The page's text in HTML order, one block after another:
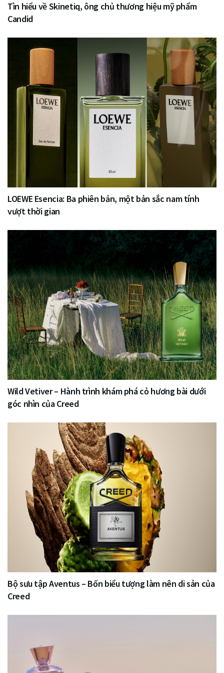
Tìn hiểu về Skinetiq, ông chủ thương hiệu mỹ phẩm
Candid
LOEWE Esencia: Ba phiên bản, một bản sắc nam tính
vượt thời gian
Wild Vetiver – Hành trình khám phá cỏ hương bài dưới
góc nhìn của Creed
Bộ sưu tập Aventus – Bốn biểu tượng làm nên di sản của
Creed